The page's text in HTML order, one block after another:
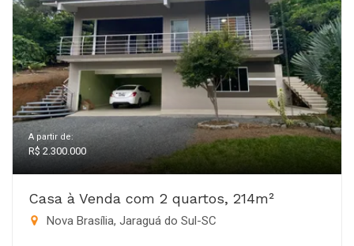
A partir de:
R$ 2.300.000
Casa à Venda com 2 quartos, 214m²
Nova Brasília, Jaraguá do Sul-SC